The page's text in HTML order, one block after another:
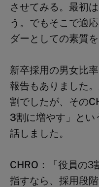
させてみる。最初
う。でもそこで適
ダーとしての素質
新卒採用の男女比
報告もありました
割でしたが、その
3割に増やす」とい
話しました。
CHRO： 「役員の3
指すなら、採用段